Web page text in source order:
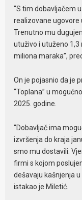
“S tim dobavljačem
realizovane ugovore
Trenutno mu
utuživo i utuženo
miliona maraka”,
On je pojasnio da je
“Toplana” u
2025. godine.
“Dobavljač ima
izvršenja do kraja
smo mu dostavili.
firmi s kojom
dešavaju kašnjenja
istakao je Miletić.